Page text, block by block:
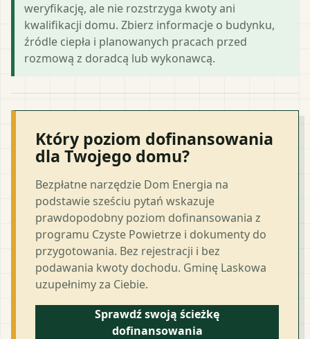
weryfikację, ale nie rozstrzyga kwoty ani
kwalifikacji domu. Zbierz informacje o budynku,
źródle ciepła i planowanych pracach przed
rozmową z doradcą lub wykonawcą.
Który poziom dofinansowania
dla Twojego domu?
Bezpłatne narzędzie Dom Energia na
podstawie sześciu pytań wskazuje
prawdopodobny poziom dofinansowania z
programu Czyste Powietrze i dokumenty do
przygotowania. Bez rejestracji i bez
podawania kwoty dochodu. Gminę Laskowa
uzupełnimy za Ciebie.
Sprawdź swoją ścieżkę
dofinansowania